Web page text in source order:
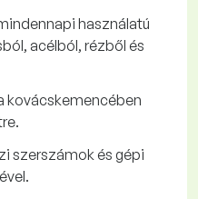
használatú
acélból, rézből és
kovácskemencében
szerszámok és gépi